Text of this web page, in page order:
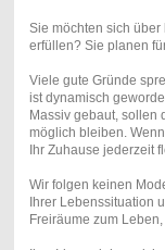
Sie möchten sich
erfüllen? Sie planen
Viele gute Gründe
ist dynamisch
Massiv gebaut, sollen
möglich bleiben.
Ihr Zuhause jederzeit
Wir folgen keinen
Ihrer Lebenssituation
Freiräume zum